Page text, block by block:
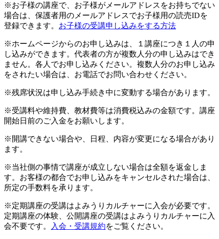
※お子様の講座で、お子様がメールアドレスをお持ちでない
場合は、保護者用のメールアドレスでお子様用の読売IDを
登録できます。 お子様の受講申し込みをする方法
※ホームページからのお申し込みは、１講座につき１人の申
し込みができます。代表者の方が複数人分の申し込みはでき
ません。各人でお申し込みください。複数人分のお申し込み
をされたい場合は、お電話でお問い合わせください。
※残席状況は申し込み手続き中に変動する場合があります。
※受講料や維持費、教材費等は消費税込みの金額です。講座
開始日前のご入金をお願いします。
※開講できない場合や、日程、内容が変更になる場合があり
ます。
※当社側の事情で講座が成立しない場合は全額を返金しま
す。お客様の都合でお申し込みをキャンセルされた場合は、
所定の手数料を承ります。
※定期講座の受講はよみうりカルチャーに入会が必要です。
定期講座の体験、公開講座の受講はよみうりカルチャーに入
会不要です。
入会・受講規約をご覧ください。